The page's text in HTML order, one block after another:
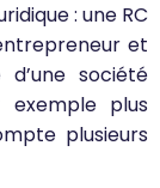
: une RC
et
société
exemple plus
plusieurs